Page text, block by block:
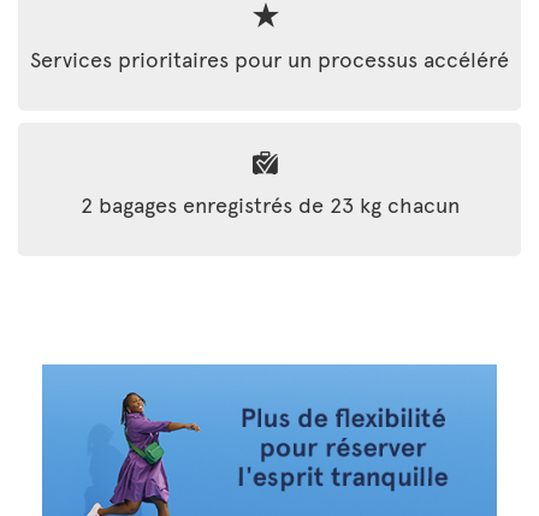
Services prioritaires pour un processus accéléré
2 bagages enregistrés de 23 kg chacun